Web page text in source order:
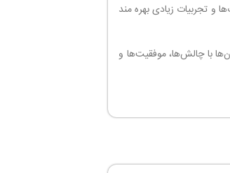
و تجربیات زیادی بهره مند
با چالش‌ها، موفقیت‌ها و